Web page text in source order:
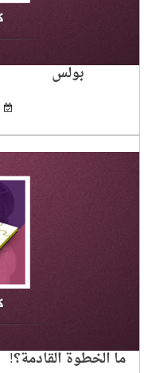
بولس
ما الخطوة القادمة؟!